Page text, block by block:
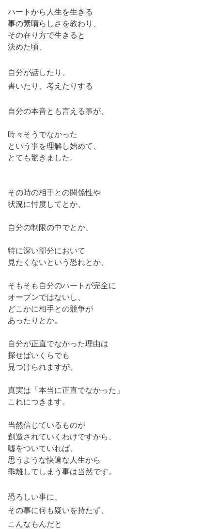
ハートから人生を生きる
事の素晴らしさを教わり、
その在り方で生きると
決めた頃、
自分が話したり、
書いたり、考えたりする
自分の本音とも言える事が、
時々そうでなかった
という事を理解し始めて、
とても驚きました。
その時の相手との関係性や
状況に忖度してとか、
自分の制限の中でとか、
特に深い部分において
見たくないという恐れとか、
そもそも自分のハートが完全に
オープンではないし、
どこかに相手との競争が
あったりとか。
自分が正直でなかった理由は
探せばいくらでも
見つけられますが、
真実は「本当に正直でなかった」
これにつきます。
当然信じているものが
創造されていくわけですから、
嘘をついていれば、
思うような快適な人生から
乖離してしまう事は当然です。
恐ろしい事に、
その事に何も疑いを持たず、
こんなもんだと